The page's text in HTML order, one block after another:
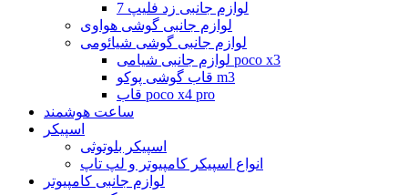
لوازم جانبی زد فلیپ 7
لوازم جانبی گوشی هواوی
لوازم جانبی گوشی شیائومی
لوازم جانبی شیامی poco x3
قاب گوشی پوکو m3
قاب poco x4 pro
ساعت هوشمند
اسپیکر
اسپیکر بلوتوثی
انواع اسپیکر کامپیوتر و لپ تاپ
لوازم جانبی کامپیوتر